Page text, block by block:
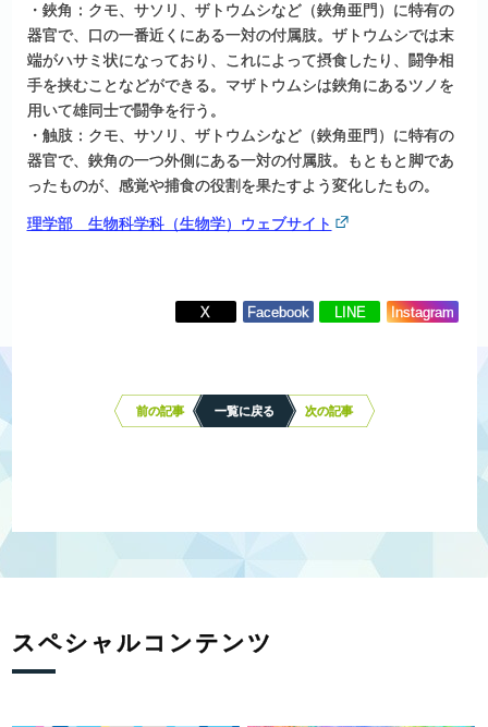
・鋏角：クモ、サソリ、ザトウムシなど（鋏角亜門）に特有の
器官で、口の一番近くにある一対の付属肢。ザトウムシでは末
端がハサミ状になっており、これによって摂食したり、闘争相
手を挟むことなどができる。マザトウムシは鋏角にあるツノを
用いて雄同士で闘争を行う。
・触肢：クモ、サソリ、ザトウムシなど（鋏角亜門）に特有の
器官で、鋏角の一つ外側にある一対の付属肢。もともと脚であ
ったものが、感覚や捕食の役割を果たすよう変化したもの。
理学部 生物科学科（生物学）ウェブサイト
X Facebook LINE Instagram
投
ビ
前の記事 一覧に戻る 次の記事
スペシャルコンテンツ